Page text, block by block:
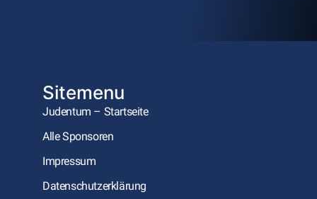
Sitemenu
Judentum – Startseite
Alle Sponsoren
Impressum
Datenschutzerklärung